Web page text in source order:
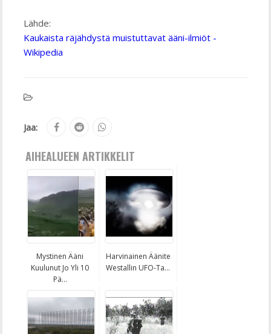
Lähde:
Kaukaista räjähdystä muistuttavat ääni-ilmiöt -
Wikipedia
Jaa:
AIHEALUEEN ARTIKKELIT
Mystinen Ääni
Kuulunut Jo Yli 10
Pä...
Harvinainen Äänite
Westallin UFO-Ta...